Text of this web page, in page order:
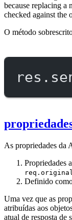
because replacing a
checked against the
O método
res.
As propriedades da
Propriedades
Definido
Uma vez que as
atribuídas aos
atual de resposta de